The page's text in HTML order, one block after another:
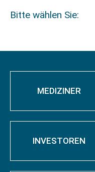
Bitte wählen Sie:
MEDIZINER
INVESTOREN